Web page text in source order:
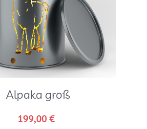
Alpaka groß
199,00€